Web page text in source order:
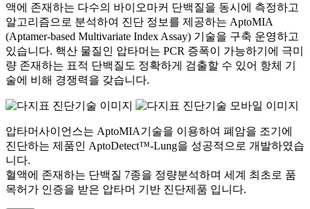
액에 존재하는 다수의 바이오마커 단백질을 동시에 측정하고
알고리즘으로 분석하여 진단 정보를 제공하는 AptoMIA
(Aptamer-based Multivariate Index Assay) 기술을 구축 운영하고
있습니다. 핵산 물질인 압타머는 PCR 증폭이 가능하기에 극미
량 존재하는 표적 단백질도 정확하게 검출할 수 있어 항체 기
술에 비해 경쟁력을 갖습니다.
압타머사이언스는 AptoMIA기술을 이용하여 폐암을 조기에
진단하는 제품인 AptoDetect™-Lung을 성공적으로 개발하였습
니다.
혈액에 존재하는 단백질 7종을 정량분석하며 세계 최초로 품
목허가 인증을 받은 압타머 기반 진단제품 입니다.